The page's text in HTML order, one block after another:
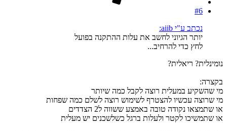
#6
נכתב ע"י aiib:
יותר הגיוני לחשב את עלות ההתקנה בפועל
לחץ כדי להרחיב...
נומינלית? ריאלית?
בקצרה:
מי שהשקיע במעלית רוצה לקבל כמה שיותר
מי שרוצה עכשיו להצטרף לשימוש רוצה לשלם כמה שפחות
או שתמצאו נקודה טובה באמצע ששווה ל2 הצדדים
או שתמשיכו לקטר ולעלות ברגל כשלשכנים יש מעלית